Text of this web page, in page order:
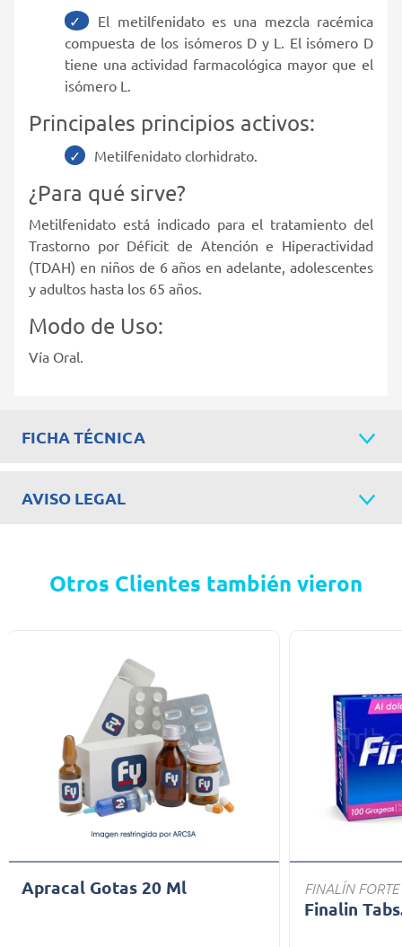
El metilfenidato es una mezcla racémica
compuesta de los isómeros D y L. El isómero D
tiene una actividad farmacológica mayor que el
isómero L.
Principales principios activos:
Metilfenidato clorhidrato.
¿Para qué sirve?
Metilfenidato está indicado para el tratamiento del
Trastorno por Déficit de Atención e Hiperactividad
(TDAH) en niños de 6 años en adelante, adolescentes
y adultos hasta los 65 años.
Modo de Uso:
Vía Oral.
FICHA TÉCNICA
AVISO LEGAL
Otros Clientes también vieron
Apracal Gotas 20 Ml FINALÍN FORTE
Finalin